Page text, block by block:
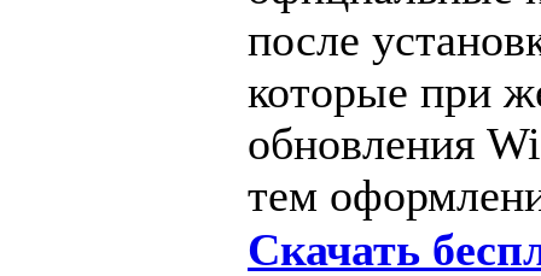
после
которые при
обновления
тем
Скачать